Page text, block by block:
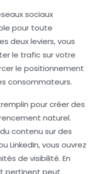
sociaux
pour toute
deux leviers, vous
le traficsur votre
le positionnement
consommateurs.
pourcréer des
naturel.
contenu sur des
LinkedIn, vous ouvrez
de visibilité. En